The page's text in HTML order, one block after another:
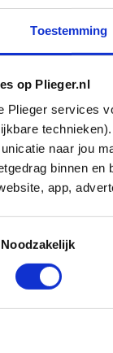
Toestemming
op Plieger.nl
Plieger services
naar jou
binnen
app,
Noodzakelijk
informatie
BA 009/BA